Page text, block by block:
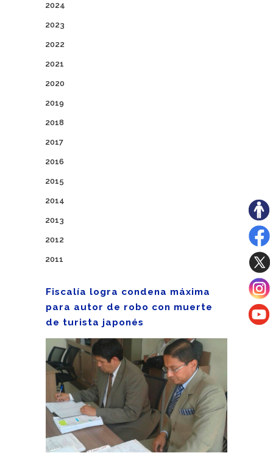
2024
2023
2022
2021
2020
2019
2018
2017
2016
2015
2014
2013
2012
2011
Fiscalía logra condena máxima
para autor de robo con muerte
de turista japonés